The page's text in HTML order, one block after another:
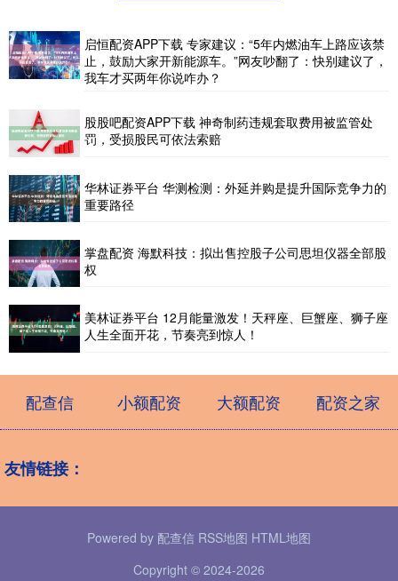
启恒配资APP下载 专家建议：“5年内燃油车上路应该禁
止，鼓励大家开新能源车。”网友吵翻了：快别建议了，
我车才买两年你说咋办？
股股吧配资APP下载 神奇制药违规套取费用被监管处
罚，受损股民可依法索赔
华林证券平台 华测检测：外延并购是提升国际竞争力的
重要路径
掌盘配资 海默科技：拟出售控股子公司思坦仪器全部股
权
美林证券平台 12月能量激发！天秤座、巨蟹座、狮子座
人生全面开花，节奏亮到惊人！
配查信 小额配资 大额配资 配资之家
友情链接：
Powered by 配查信 RSS地图 HTML地图
Copyright © 2024-2026